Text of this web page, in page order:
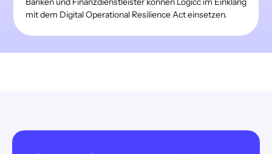
mit dem Digital Operational Resilience Act einsetzen.